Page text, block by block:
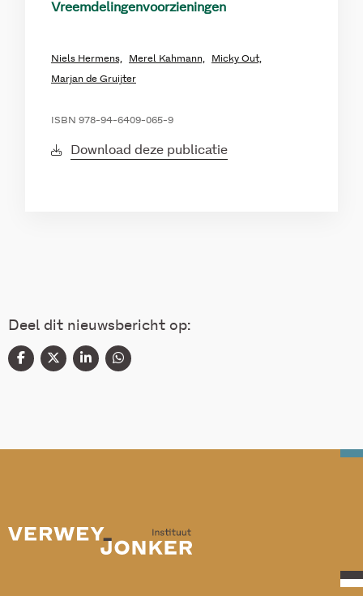
Vreemdelingenvoorzieningen
Niels Hermens, Merel Kahmann, Micky Out,
Marjan de Gruijter
ISBN 978-94-6409-065-9
Download deze publicatie
Deel dit nieuwsbericht op: